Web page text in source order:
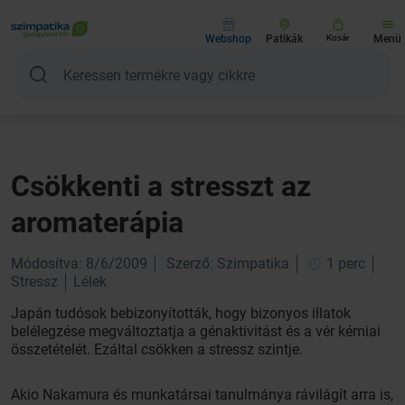
Webshop Patikák Kosár Menü
Csökkenti a stresszt az
aromaterápia
Módosítva: 8/6/2009 Szerző: Szimpatika
1 perc
Stressz
Lélek
Japán tudósok bebizonyították, hogy bizonyos illatok
belélegzése megváltoztatja a génaktivitást és a vér kémiai
összetételét. Ezáltal csökken a stressz szintje.
Akio Nakamura és munkatársai tanulmánya rávilágít arra is,